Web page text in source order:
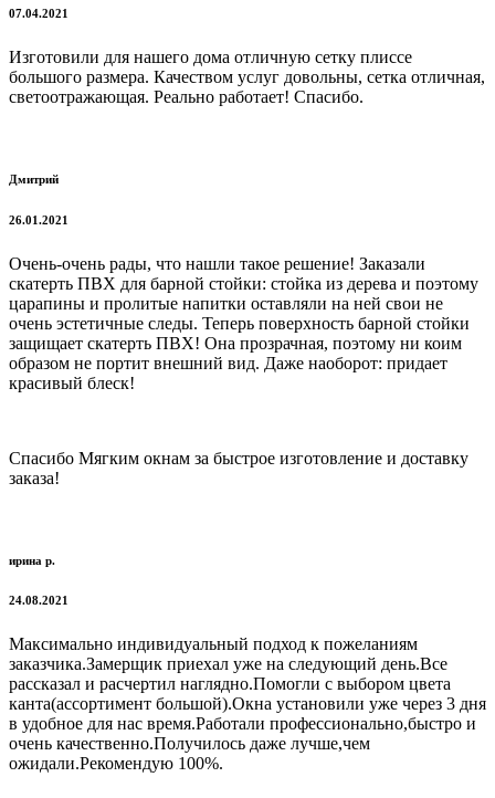
07.04.2021
Изготовили для нашего дома отличную сетку плиссе
большого размера. Качеством услуг довольны, сетка отличная,
светоотражающая. Реально работает! Спасибо.
Дмитрий
26.01.2021
Очень-очень рады, что нашли такое решение! Заказали
скатерть ПВХ для барной стойки: стойка из дерева и поэтому
царапины и пролитые напитки оставляли на ней свои не
очень эстетичные следы. Теперь поверхность барной стойки
защищает скатерть ПВХ! Она прозрачная, поэтому ни коим
образом не портит внешний вид. Даже наоборот: придает
красивый блеск!
Спасибо Мягким окнам за быстрое изготовление и доставку
заказа!
ирина р.
24.08.2021
Максимально индивидуальный подход к пожеланиям
заказчика.Замерщик приехал уже на следующий день.Все
рассказал и расчертил наглядно.Помогли с выбором цвета
канта(ассортимент большой).Окна установили уже через 3 дня
в удобное для нас время.Работали профессионально,быстро и
очень качественно.Получилось даже лучше,чем
ожидали.Рекомендую 100%.